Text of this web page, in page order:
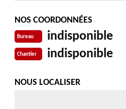
NOS COORDONNÉES
Bureau indisponible
Chantier indisponible
NOUS LOCALISER